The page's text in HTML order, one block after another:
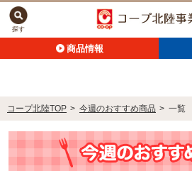
商品情報
探す
コープ北陸TOP > 今週のおすすめ商品 > 一覧